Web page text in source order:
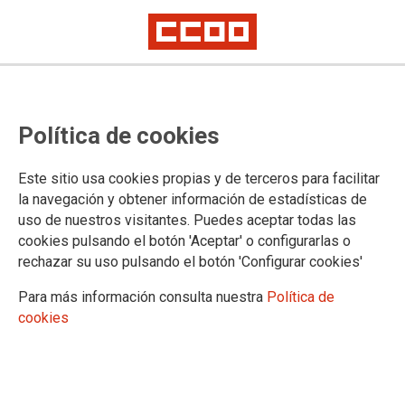
Política de cookies
Este sitio usa cookies propias y de terceros para facilitar
la navegación y obtener información de estadísticas de
uso de nuestros visitantes. Puedes aceptar todas las
cookies pulsando el botón 'Aceptar' o configurarlas o
rechazar su uso pulsando el botón 'Configurar cookies'
Para más información consulta nuestra Política de
cookies
de su personal convocando mesa
de negociación sobre oposiciones
de LAJ en mitad del conflicto por
el incumplimiento del acuerdo del
14-S
El pasado viernes por la tarde, recibimos la convocatoria por correo
electrónico para el martes día 16 de noviembre.